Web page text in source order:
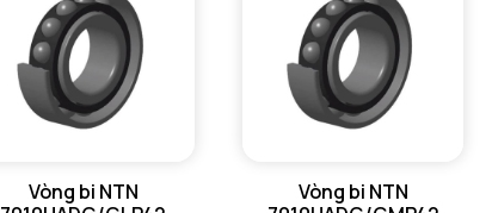
ra max - Bán kính góc lượn
Vòng bi NTN
Vòng bi NTN